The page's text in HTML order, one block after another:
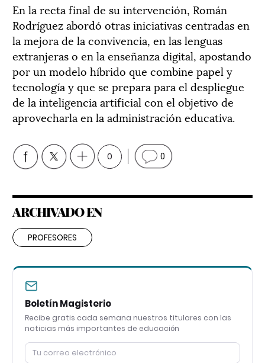
En la recta final de su intervención, Román
Rodríguez abordó otras iniciativas centradas en
la mejora de la convivencia, en las lenguas
extranjeras o en la enseñanza digital, apostando
por un modelo híbrido que combine papel y
tecnología y que se prepara para el despliegue
de la inteligencia artificial con el objetivo de
aprovecharla en la administración educativa.
0 0
ARCHIVADO EN
PROFESORES
Boletín Magisterio
Recibe gratis cada semana nuestros titulares con las
noticias más importantes de educación